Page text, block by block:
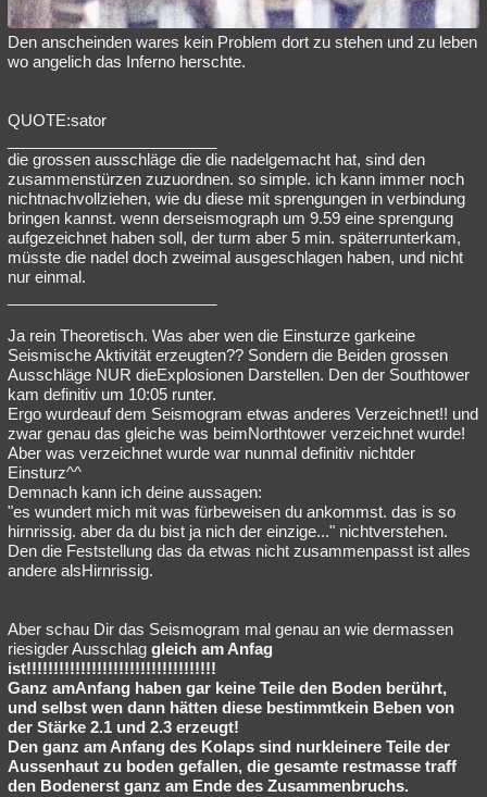
Den anscheinden wares kein Problem dort zu stehen und zu leben
wo angelich das Inferno herschte.
QUOTE:sator
die grossen ausschläge die die nadelgemacht hat, sind den
zusammenstürzen zuzuordnen. so simple. ich kann immer noch
nichtnachvollziehen, wie du diese mit sprengungen in verbindung
bringen kannst. wenn derseismograph um 9.59 eine sprengung
aufgezeichnet haben soll, der turm aber 5 min. späterrunterkam,
müsste die nadel doch zweimal ausgeschlagen haben, und nicht
nur einmal.
Ja rein Theoretisch. Was aber wen die Einsturze garkeine
Seismische Aktivität erzeugten?? Sondern die Beiden grossen
Ausschläge NUR dieExplosionen Darstellen. Den der Southtower
kam definitiv um 10:05 runter.
Ergo wurdeauf dem Seismogram etwas anderes Verzeichnet!! und
zwar genau das gleiche was beimNorthtower verzeichnet wurde!
Aber was verzeichnet wurde war nunmal definitiv nichtder
Einsturz^^
Demnach kann ich deine aussagen:
"es wundert mich mit was fürbeweisen du ankommst. das is so
hirnrissig. aber da du bist ja nich der einzige..." nichtverstehen.
Den die Feststellung das da etwas nicht zusammenpasst ist alles
andere alsHirnrissig.
Aber schau Dir das Seismogram mal genau an wie dermassen
riesigder Ausschlag gleich am Anfag
ist!!!!!!!!!!!!!!!!!!!!!!!!!!!!!!!!!!!
Ganz amAnfang haben gar keine Teile den Boden berührt,
und selbst wen dann hätten diese bestimmtkein Beben von
der Stärke 2.1 und 2.3 erzeugt!
Den ganz am Anfang des Kolaps sind nurkleinere Teile der
Aussenhaut zu boden gefallen, die gesamte restmasse traff
den Bodenerst ganz am Ende des Zusammenbruchs.